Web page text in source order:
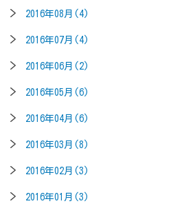
2016年08月(4)
2016年07月(4)
2016年06月(2)
2016年05月(6)
2016年04月(6)
2016年03月(8)
2016年02月(3)
2016年01月(3)